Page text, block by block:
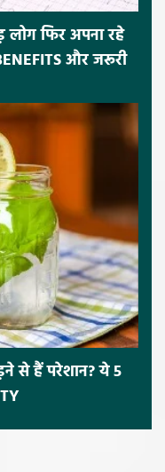
लोग फिर अपना रहे
और जरूरी
से हैं परेशान? ये 5